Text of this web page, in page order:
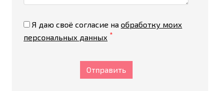
Я даю своё согласие на обработку моих
персональных данных *
Отправить